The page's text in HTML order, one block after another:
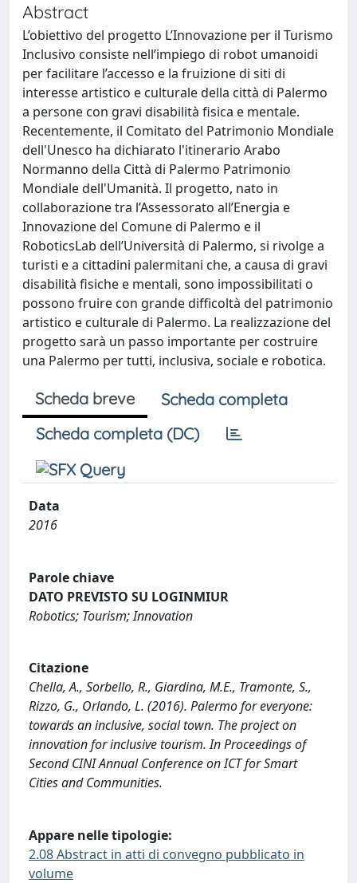
Abstract
L’obiettivo del progetto L’Innovazione per il Turismo
Inclusivo consiste nell’impiego di robot umanoidi
per facilitare l’accesso e la fruizione di siti di
interesse artistico e culturale della città di Palermo
a persone con gravi disabilità fisica e mentale.
Recentemente, il Comitato del Patrimonio Mondiale
dell'Unesco ha dichiarato l'itinerario Arabo
Normanno della Città di Palermo Patrimonio
Mondiale dell'Umanità. Il progetto, nato in
collaborazione tra l’Assessorato all’Energia e
Innovazione del Comune di Palermo e il
RoboticsLab dell’Università di Palermo, si rivolge a
turisti e a cittadini palermitani che, a causa di gravi
disabilità fisiche e mentali, sono impossibilitati o
possono fruire con grande difficoltà del patrimonio
artistico e culturale di Palermo. La realizzazione del
progetto sarà un passo importante per costruire
una Palermo per tutti, inclusiva, sociale e robotica.
Scheda breve
Scheda completa
Scheda completa (DC)
Data
2016
Parole chiave
DATO PREVISTO SU LOGINMIUR
Robotics; Tourism; Innovation
Citazione
Chella, A., Sorbello, R., Giardina, M.E., Tramonte, S.,
Rizzo, G., Orlando, L. (2016). Palermo for everyone:
towards an inclusive, social town. The project on
innovation for inclusive tourism. In Proceedings of
Second CINI Annual Conference on ICT for Smart
Cities and Communities.
Appare nelle tipologie:
2.08 Abstract in atti di convegno pubblicato in
volume